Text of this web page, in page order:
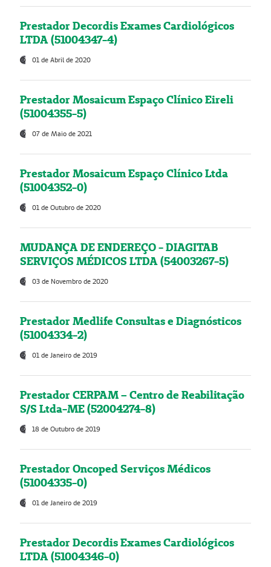
Prestador Decordis Exames Cardiológicos
LTDA (51004347-4)
01 de Abril de 2020
Prestador Mosaicum Espaço Clínico Eireli
(51004355-5)
07 de Maio de 2021
Prestador Mosaicum Espaço Clínico Ltda
(51004352-0)
01 de Outubro de 2020
MUDANÇA DE ENDEREÇO - DIAGITAB
SERVIÇOS MÉDICOS LTDA (54003267-5)
03 de Novembro de 2020
Prestador Medlife Consultas e Diagnósticos
(51004334-2)
01 de Janeiro de 2019
Prestador CERPAM – Centro de Reabilitação
S/S Ltda-ME (52004274-8)
18 de Outubro de 2019
Prestador Oncoped Serviços Médicos
(51004335-0)
01 de Janeiro de 2019
Prestador Decordis Exames Cardiológicos
LTDA (51004346-0)